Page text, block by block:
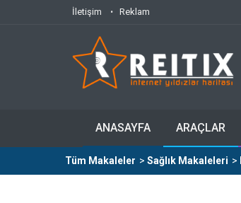
İletişim Reklam
ANASAYFA ARAÇLAR
Tüm Makaleler > Sağlık Makaleleri >